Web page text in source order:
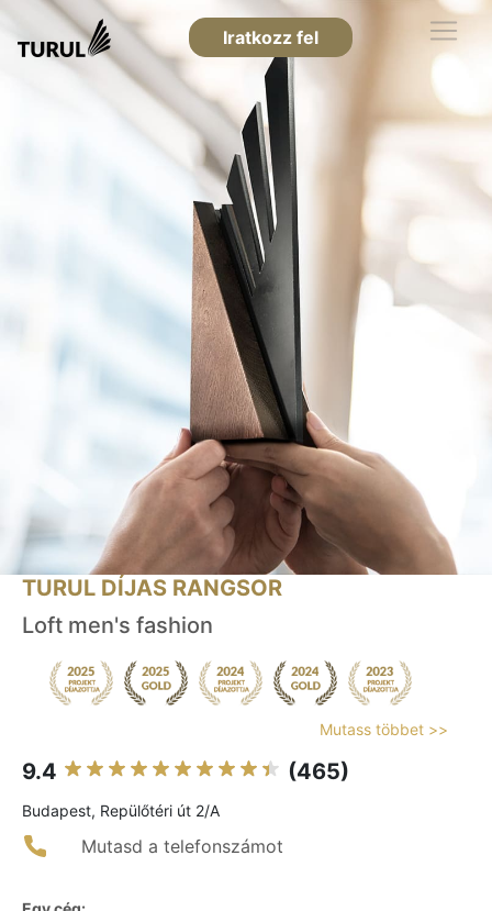
Iratkozz fel
TURUL DÍJAS RANGSOR
Loft men's fashion
Mutass többet >>
9.4 (465)
Budapest, Repülőtéri út 2/A
Mutasd a telefonszámot